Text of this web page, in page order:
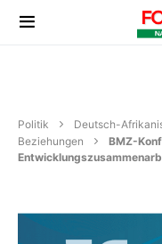
Politik Deutsch-
Beziehungen
BMZ-